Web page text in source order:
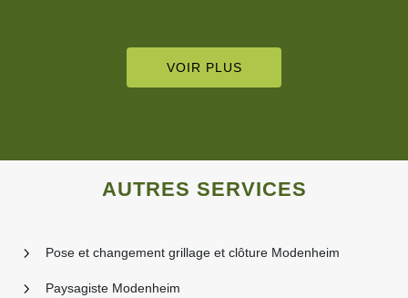
VOIR PLUS
AUTRES SERVICES
Pose et changement grillage et clôture Modenheim
Paysagiste Modenheim